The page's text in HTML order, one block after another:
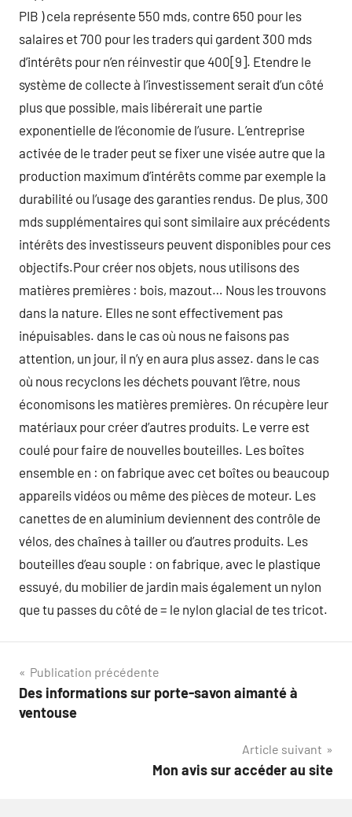
PIB ) cela représente 550 mds, contre 650 pour les
salaires et 700 pour les traders qui gardent 300 mds
d’intérêts pour n’en réinvestir que 400[9]. Etendre le
système de collecte à l’investissement serait d’un côté
plus que possible, mais libérerait une partie
exponentielle de l’économie de l’usure. L’entreprise
activée de le trader peut se fixer une visée autre que la
production maximum d’intérêts comme par exemple la
durabilité ou l’usage des garanties rendus. De plus, 300
mds supplémentaires qui sont similaire aux précédents
intérêts des investisseurs peuvent disponibles pour ces
objectifs.Pour créer nos objets, nous utilisons des
matières premières : bois, mazout… Nous les trouvons
dans la nature. Elles ne sont effectivement pas
inépuisables. dans le cas où nous ne faisons pas
attention, un jour, il n’y en aura plus assez. dans le cas
où nous recyclons les déchets pouvant l’être, nous
économisons les matières premières. On récupère leur
matériaux pour créer d’autres produits. Le verre est
coulé pour faire de nouvelles bouteilles. Les boîtes
ensemble en : on fabrique avec cet boîtes ou beaucoup
appareils vidéos ou même des pièces de moteur. Les
canettes de en aluminium deviennent des contrôle de
vélos, des chaînes à tailler ou d’autres produits. Les
bouteilles d’eau souple : on fabrique, avec le plastique
essuyé, du mobilier de jardin mais également un nylon
que tu passes du côté de = le nylon glacial de tes tricot.
Navigation
de
Publication précédente
Des informations sur porte-savon aimanté à
ventouse
Article suivant
Mon avis sur accéder au site